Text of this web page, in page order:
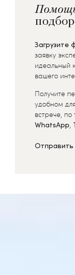
Загрузите
заявку
идеальный
вашего
Получите
удобном
встрече,
WhatsApp,
Отправить